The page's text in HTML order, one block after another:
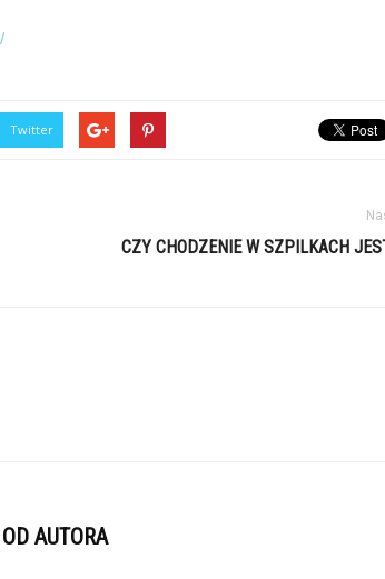
Twitter
CZY CHODZENIE W SZPILKACH
AUTORA